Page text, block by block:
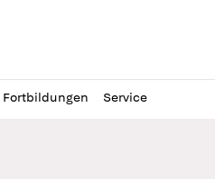
Fortbildungen Service